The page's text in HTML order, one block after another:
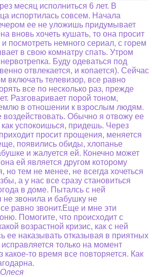
месяц исполниться 6 лет. В
испортилась совсем. Начала
ее не уложишь придумывает
вновь хочеть кушать, то она просит
посмотреть немного сериал, с горем
в свою комнатру спать. Утром
Буду одеваться под
отвлекается, и копается). Сейчас
включать телевизор, все равно
все по несколько раз, прежде
Разговаривает порой тоном,
в отношении к взрослым людям.
Обычно я отвожу ее
как успокоишься, придешь. Через
просит прощения, меняется
появились обиды, хлопанье
и жалуется ей. Конечно может
ей является другом которому
но тем не менее, не всегда хочеться
а у нас все сразу становиться
в доме. Пыталсь с ней
не звонила и бабушку не
равно звонит.Еще и мне эти
Помогите, что происходит с
возрастной кризис, как с ней
ее наказывать отказывая в приятных
только на момент
какое-то время все повторяется. Как